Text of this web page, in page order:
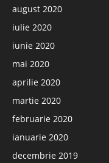
august 2020
iulie 2020
iunie 2020
mai 2020
aprilie 2020
martie 2020
februarie 2020
ianuarie 2020
decembrie 2019